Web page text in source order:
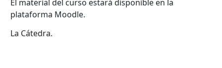
El material del curso estará disponible en la
plataforma Moodle.
La Cátedra.